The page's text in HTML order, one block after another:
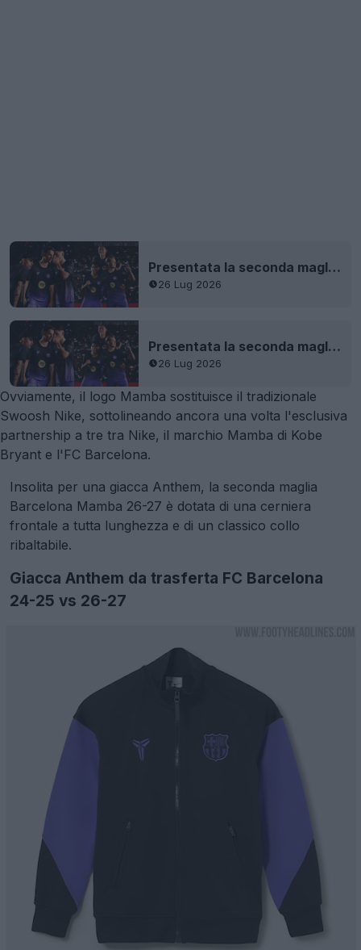
Presentata la seconda maglia Nike Mamba dell’FC Barcelona 26-27
26 Lug 2026
Presentata la seconda maglia Nike Mamba dell’FC Barcelona 26-27
26 Lug 2026
Ovviamente, il logo Mamba sostituisce il tradizionale
Swoosh Nike, sottolineando ancora una volta l'esclusiva
partnership a tre tra Nike, il marchio Mamba di Kobe
Bryant e l'FC Barcelona.
Insolita per una giacca Anthem, la seconda maglia
Barcelona Mamba 26-27 è dotata di una cerniera
frontale a tutta lunghezza e di un classico collo
ribaltabile.
Giacca Anthem da trasferta FC Barcelona
24-25 vs 26-27